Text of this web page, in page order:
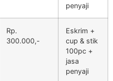
penyaji
Rp.
300.000,-
Eskrim +
cup & stik
100pc +
jasa
penyaji